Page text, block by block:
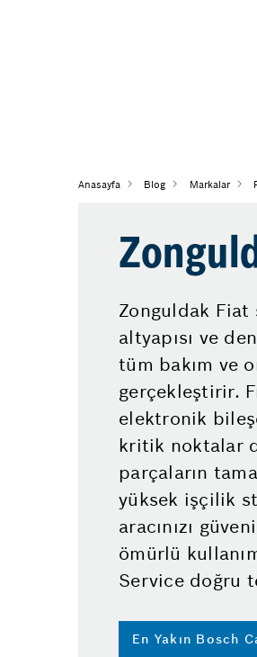
Anasayfa Blog Markalar
Zonguldak Fiat
altyapısı ve
tüm bakım ve
gerçekleştirir.
elektronik
kritik noktalar
parçaların
yüksek işçilik
aracınızı
ömürlü
Service doğru
En Yakın Bosch